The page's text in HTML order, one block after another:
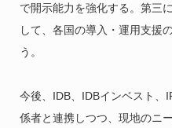
で開示能力を強化する。第三
して、各国の導入・運用支援
う。
今後、IDB、IDBインベスト、
係者と連携しつつ、現地のニ